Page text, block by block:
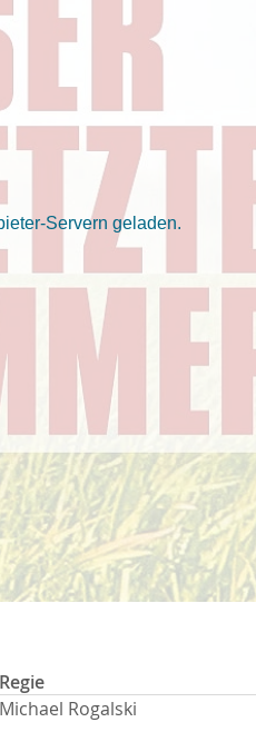
Servern geladen.
Regie
Michael Rogalski